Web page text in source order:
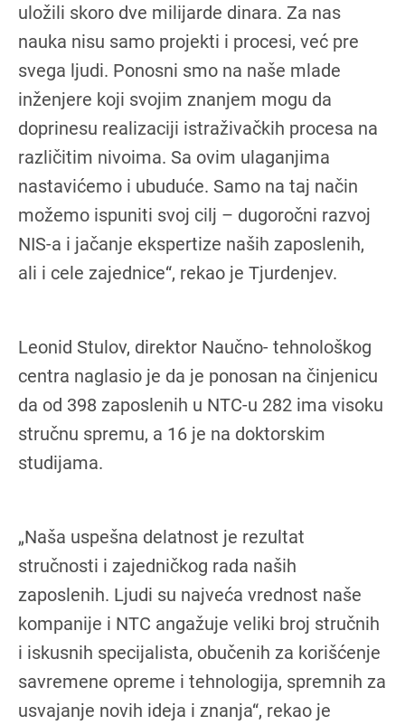
uložili skoro dve milijarde dinara. Za nas
nauka nisu samo projekti i procesi, već pre
svega ljudi. Ponosni smo na naše mlade
inženjere koji svojim znanjem mogu da
doprinesu realizaciji istraživačkih procesa na
različitim nivoima. Sa ovim ulaganjima
nastavićemo i ubuduće. Samo na taj način
možemo ispuniti svoj cilj – dugoročni razvoj
NIS-a i jačanje ekspertize naših zaposlenih,
ali i cele zajednice“, rekao je Tjurdenjev.
Leonid Stulov, direktor Naučno- tehnološkog
centra naglasio je da je ponosan na činjenicu
da od 398 zaposlenih u NTC-u 282 ima visoku
stručnu spremu, a 16 je na doktorskim
studijama.
„Naša uspešna delatnost je rezultat
stručnosti i zajedničkog rada naših
zaposlenih. Ljudi su najveća vrednost naše
kompanije i NTC angažuje veliki broj stručnih
i iskusnih specijalista, obučenih za korišćenje
savremene opreme i tehnologija, spremnih za
usvajanje novih ideja i znanja“, rekao je